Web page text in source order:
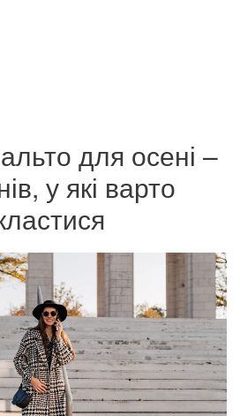
для осені –
у які варто